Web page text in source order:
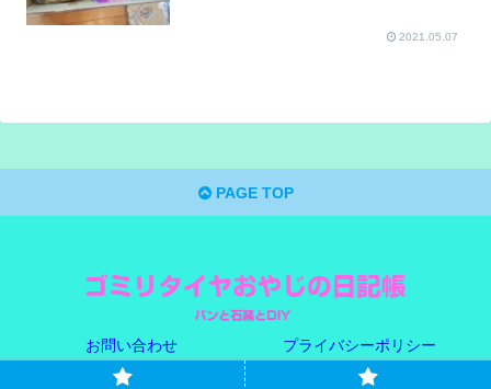
2021.05.07
PAGE TOP
お問い合わせ プライバシーポリシー
© 2021 ゴミリタイヤおやじの日記帳.